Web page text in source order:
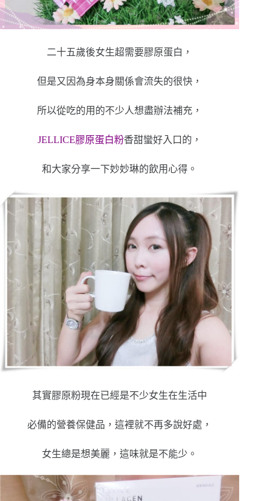
二十五歲後女生超需要膠原蛋白，
但是又因為身本身關係會流失的很快，
所以從吃的用的不少人想盡辦法補充，
JELLICE膠原蛋白粉香甜蠻好入口的，
和大家分享一下妙妙琳的飲用心得。
其實膠原粉現在已經是不少女生在生活中
必備的營養保健品，這裡就不再多說好處，
女生總是想美麗，這味就是不能少。